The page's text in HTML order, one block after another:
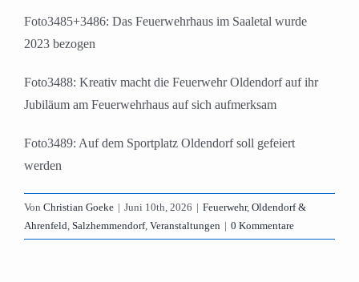
Foto3485+3486: Das Feuerwehrhaus im Saaletal wurde
2023 bezogen
Foto3488: Kreativ macht die Feuerwehr Oldendorf auf ihr
Jubiläum am Feuerwehrhaus auf sich aufmerksam
Foto3489: Auf dem Sportplatz Oldendorf soll gefeiert
werden
Von Christian Goeke | Juni 10th, 2026 | Feuerwehr, Oldendorf &
Ahrenfeld, Salzhemmendorf, Veranstaltungen | 0 Kommentare